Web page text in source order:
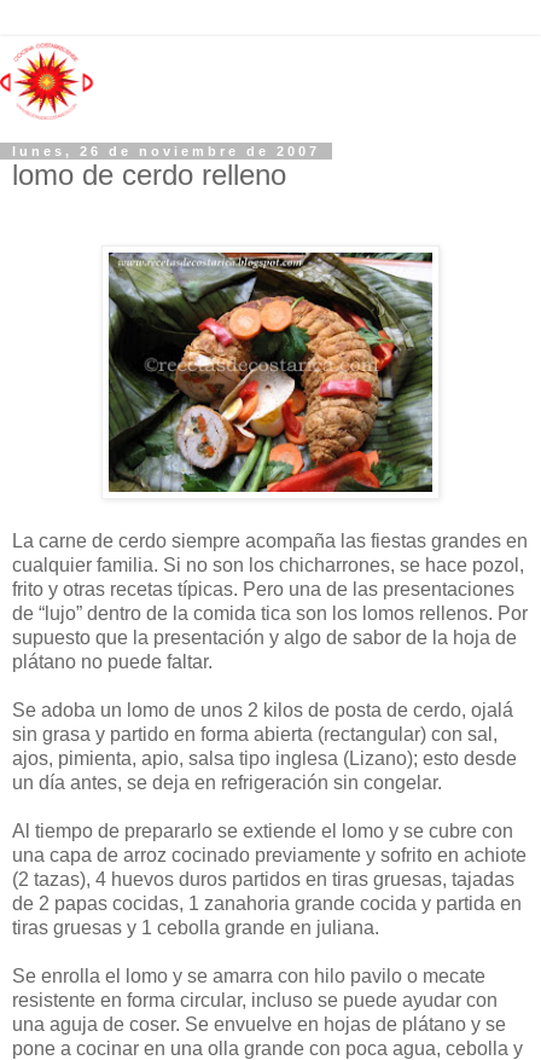
lunes, 26 de noviembre de 2007
lomo de cerdo relleno
La carne de cerdo siempre acompaña las fiestas grandes en
cualquier familia. Si no son los chicharrones, se hace pozol,
frito y otras recetas típicas. Pero una de las presentaciones
de “lujo” dentro de la comida tica son los lomos rellenos. Por
supuesto que la presentación y algo de sabor de la hoja de
plátano no puede faltar.
Se adoba un lomo de unos 2 kilos de posta de cerdo, ojalá
sin grasa y partido en forma abierta (rectangular) con sal,
ajos, pimienta, apio, salsa tipo inglesa (Lizano); esto desde
un día antes, se deja en refrigeración sin congelar.
Al tiempo de prepararlo se extiende el lomo y se cubre con
una capa de arroz cocinado previamente y sofrito en achiote
(2 tazas), 4 huevos duros partidos en tiras gruesas, tajadas
de 2 papas cocidas, 1 zanahoria grande cocida y partida en
tiras gruesas y 1 cebolla grande en juliana.
Se enrolla el lomo y se amarra con hilo pavilo o mecate
resistente en forma circular, incluso se puede ayudar con
una aguja de coser. Se envuelve en hojas de plátano y se
pone a cocinar en una olla grande con poca agua, cebolla y